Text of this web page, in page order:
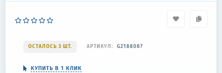
ОСТАЛОСЬ 3 ШТ. АРТИКУЛ: G2188087
КУПИТЬ В 1 КЛИК